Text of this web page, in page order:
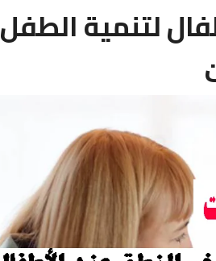
لتنمية الطفل